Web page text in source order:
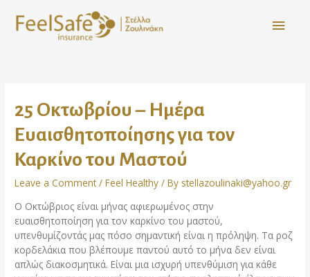
25 Οκτωβρίου – Ημέρα
Ευαισθητοποίησης για τον
Καρκίνο του Μαστού
Leave a Comment /Feel Healthy / By stellazoulinaki@yahoo.gr
Ο Οκτώβριος είναι μήνας αφιερωμένος στην
ευαισθητοποίηση για τον καρκίνο του μαστού,
υπενθυμίζοντάς μας πόσο σημαντική είναι η πρόληψη. Τα ροζ
κορδελάκια που βλέπουμε παντού αυτό το μήνα δεν είναι
απλώς διακοσμητικά. Είναι μια ισχυρή υπενθύμιση για κάθε